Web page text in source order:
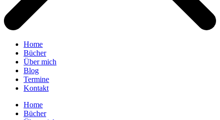
Home
Bücher
Über mich
Blog
Termine
Kontakt
Home
Bücher